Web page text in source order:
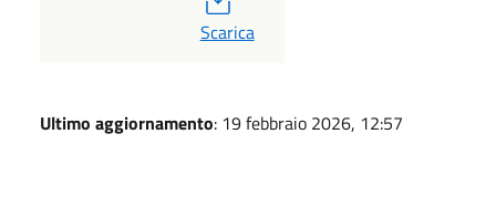
PDF
Scarica
Ultimo aggiornamento: 19 febbraio 2026, 12:57